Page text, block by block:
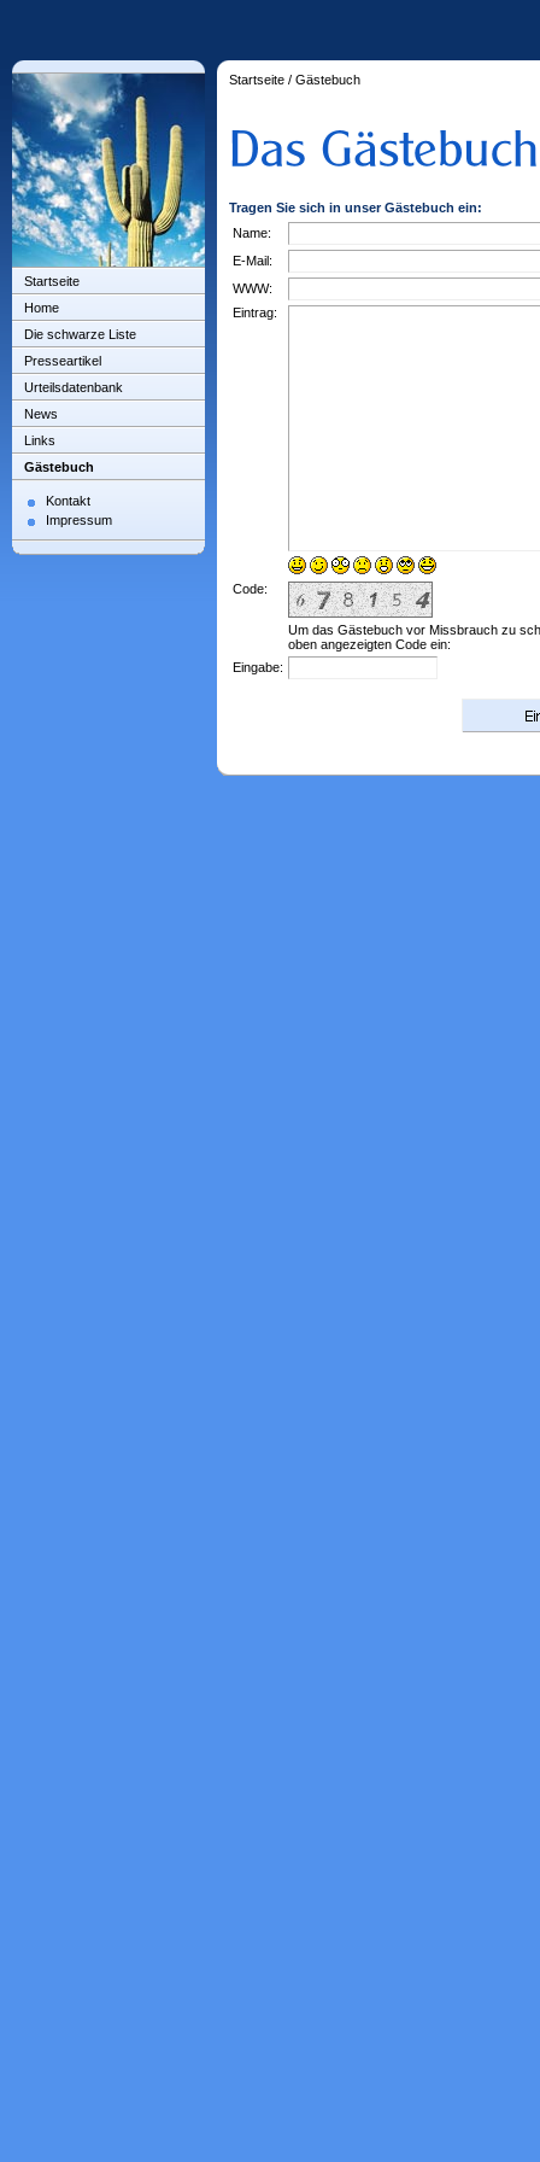
Startseite
Home
Die schwarze Liste
Presseartikel
Urteilsdatenbank
News
Links
Gästebuch
Kontakt
Impressum
Startseite / Gästebuch
Tragen Sie sich in unser Gästebuch ein:
Name:
E-Mail:
WWW:
Eintrag:
Code:
Um das Gästebuch vor Missbrauch zu
oben angezeigten Code ein:
Eingabe: